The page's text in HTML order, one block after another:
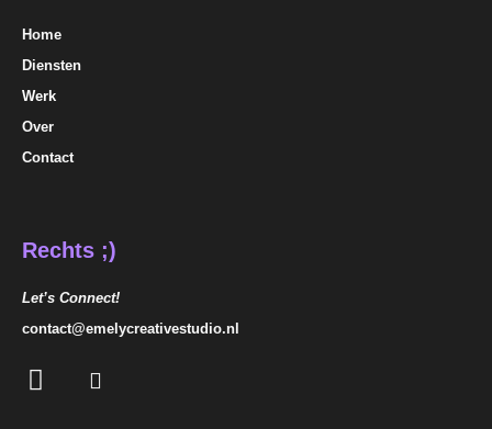
Home
Diensten
Werk
Over
Contact
Rechts ;)
Let’s Connect!
contact@emelycreativestudio.nl